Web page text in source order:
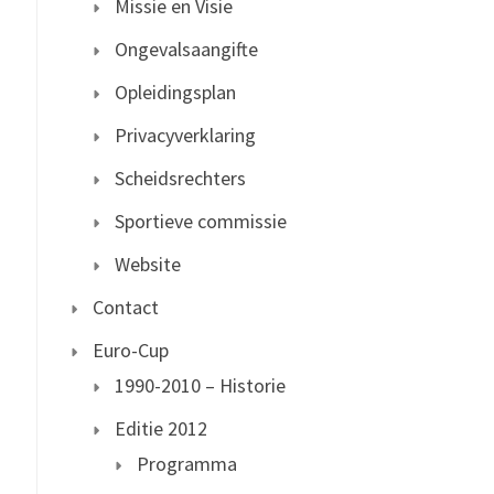
Missie en Visie
Ongevalsaangifte
Opleidingsplan
Privacyverklaring
Scheidsrechters
Sportieve commissie
Website
Contact
Euro-Cup
1990-2010 – Historie
Editie 2012
Programma